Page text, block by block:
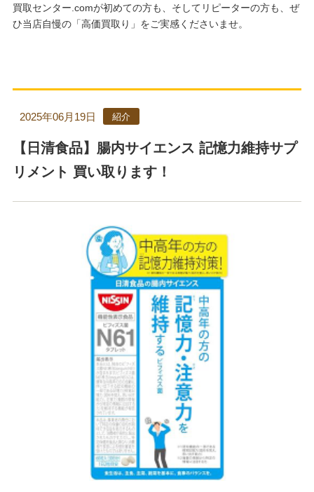
買取センター.comが初めての方も、そしてリピーターの方も、ぜ
ひ当店自慢の「高価買取り」をご実感くださいませ。
【日清食品】腸内サイエンス 記憶力維持サプ
リメント 買い取ります！
2025年06月19日 紹介